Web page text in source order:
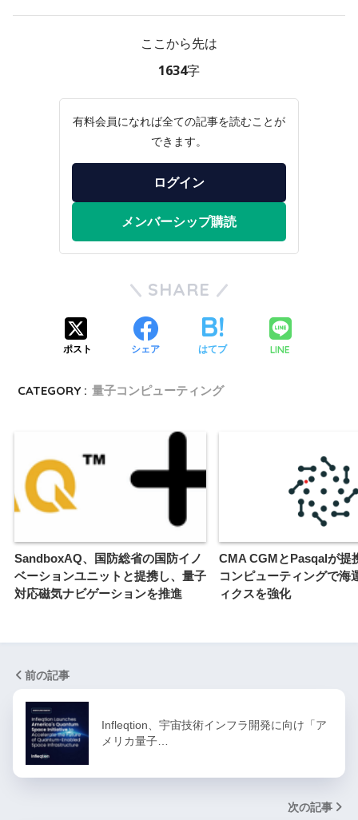
ここから先は
1634字
有料会員になれば全ての記事を読むことが
できます。
ログイン
メンバーシップ購読
SHARE
ポスト シェア はてブ LINE
CATEGORY : 量子コンピューティング
SandboxAQ、国防総省の国防イノ
ベーションユニットと提携し、量子
対応磁気ナビゲーションを推進
CMA CGMとPasqalが提
コンピューティングで海
ィクスを強化
前の記事
Infleqtion、宇宙技術インフラ開発に向け「ア
メリカ量子…
次の記事